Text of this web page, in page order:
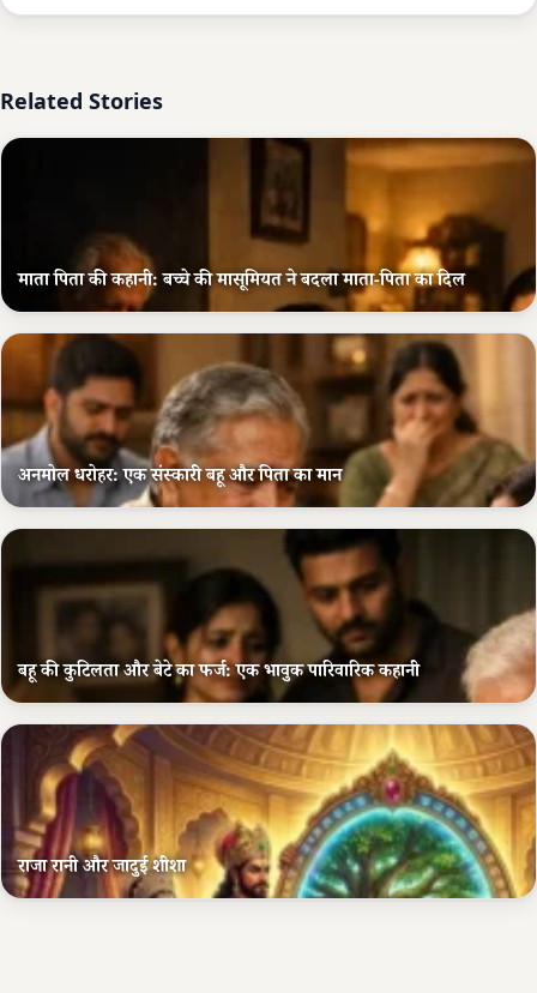
Related Stories
माता पिता की कहानी: बच्चे की मासूमियत ने बदला माता-पिता का दिल
अनमोल धरोहर: एक संस्कारी बहू और पिता का मान
बहू की कुटिलता और बेटे का फर्ज: एक भावुक पारिवारिक कहानी
राजा रानी और जादुई शीशा